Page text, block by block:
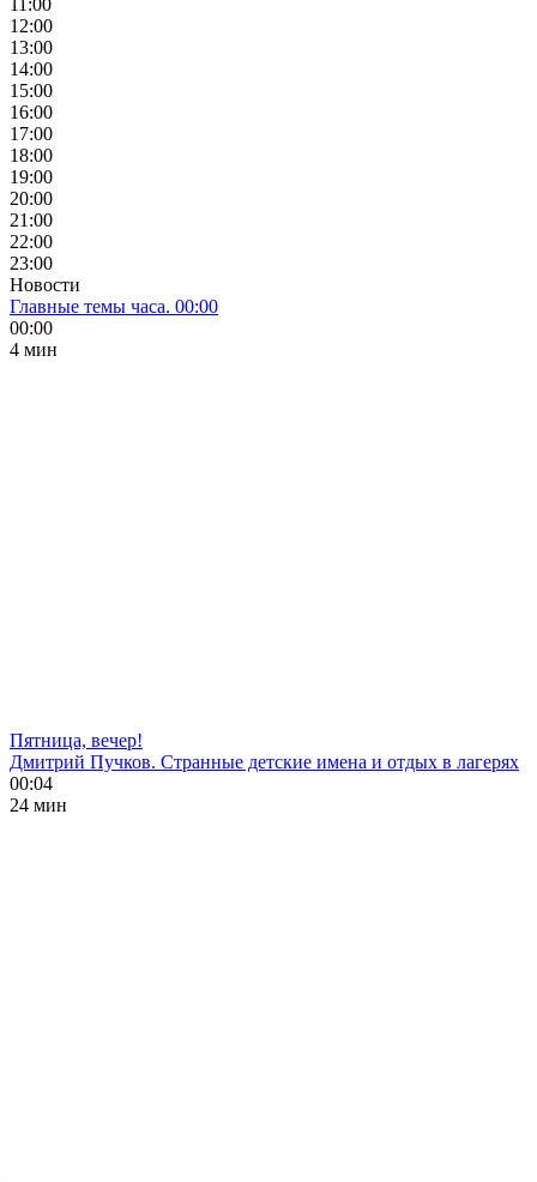
11:00
12:00
13:00
14:00
15:00
16:00
17:00
18:00
19:00
20:00
21:00
22:00
23:00
Новости
Главные темы часа. 00:00
00:00
4 мин
Пятница, вечер!
Дмитрий Пучков. Странные детские имена и отдых в лагерях
00:04
24 мин